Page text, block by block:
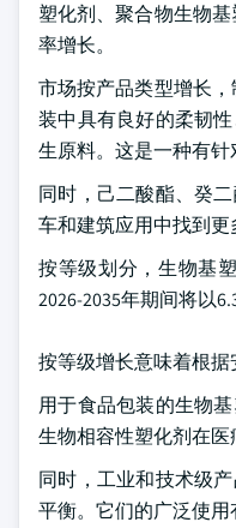
塑化剂、聚合物生物
率增长。
市场按产品类型增长
装中具有良好的柔韧
生原料。这是一种有针
同时，己二酸酯、癸
车和建筑应用中找到
按等级划分，生物基
2026-2035年期间将以
按等级增长意味着根据
用于食品包装的生物
生物相容性塑化剂在医
同时，工业和技术级
平衡。它们的广泛使用